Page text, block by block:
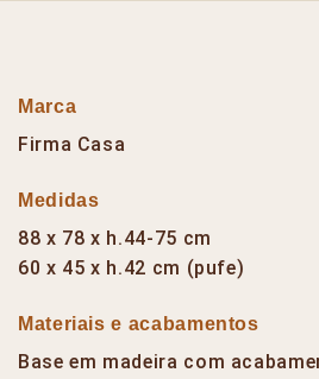
Marca
Firma Casa
Medidas
88 x 78 x h.44-75 cm
60 x 45 x h.42 cm (pufe)
Materiais e acabamentos
Base em madeira com